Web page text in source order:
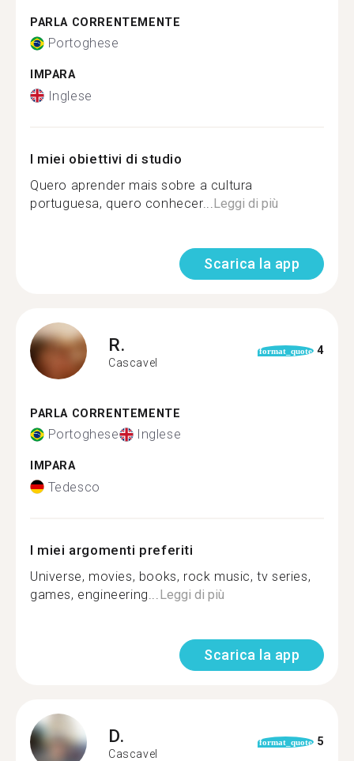
PARLA CORRENTEMENTE
Portoghese
IMPARA
Inglese
I miei obiettivi di studio
Quero aprender mais sobre a cultura
portuguesa, quero conhecer... Leggi di più
Scarica la app
R.
Cascavel
format_quote 4
PARLA CORRENTEMENTE
Portoghese Inglese
IMPARA
Tedesco
I miei argomenti preferiti
Universe, movies, books, rock music, tv series,
games, engineering... Leggi di più
Scarica la app
D.
Cascavel
format_quote 5